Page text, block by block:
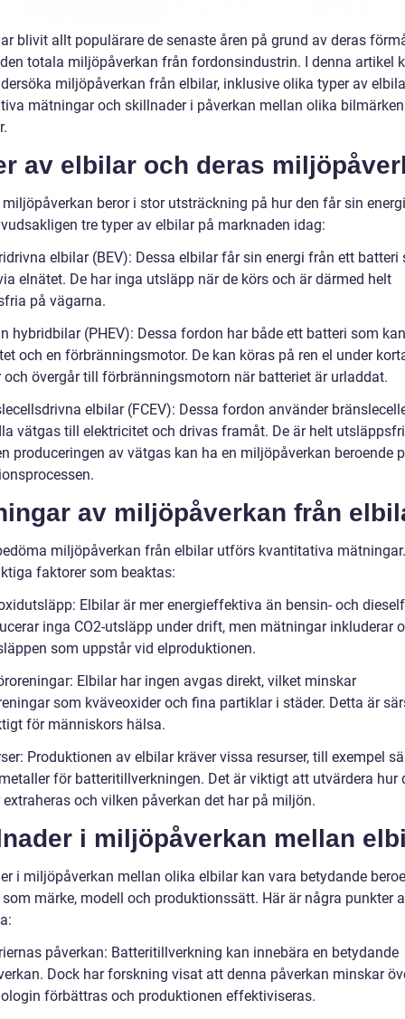
blivit allt populärare de senaste åren på grund av deras
totala miljöpåverkan från fordonsindustrin. I denna artikel
miljöpåverkan från elbilar, inklusive olika typer av
mätningar och skillnader i påverkan mellan olika
av elbilar och deras
beror i stor utsträckning på hur den får sin
tre typer av elbilar på marknaden idag:
elbilar (BEV): Dessa elbilar får sin energi från ett batteri
elnätet. De har inga utsläpp när de körs och är därmed helt
på vägarna.
hybridbilar (PHEV): Dessa fordon har både ett batteri som
och en förbränningsmotor. De kan köras på ren el under
och övergår till förbränningsmotorn när batteriet är urladdat.
elbilar (FCEV): Dessa fordon använder
vätgas till elektricitet och drivas framåt. De är helt
produceringen av vätgas kan ha en miljöpåverkan beroende
av miljöpåverkan från
miljöpåverkan från elbilar utförs kvantitativa
faktorer som beaktas:
Elbilar är mer energieffektiva än bensin- och
inga CO2-utsläpp under drift, men mätningar inkluderar
som uppstår vid elproduktionen.
Elbilar har ingen avgas direkt, vilket minskar
som kväveoxider och fina partiklar i städer. Detta är
för människors hälsa.
Produktionen av elbilar kräver vissa resurser, till exempel
för batteritillverkningen. Det är viktigt att utvärdera hur
extraheras och vilken påverkan det har på miljön.
i miljöpåverkan mellan
i miljöpåverkan mellan olika elbilar kan vara betydande
märke, modell och produktionssätt. Här är några punkter
påverkan: Batteritillverkning kan innebära en betydande
Dock har forskning visat att denna påverkan minskar
förbättras och produktionen effektiviseras.